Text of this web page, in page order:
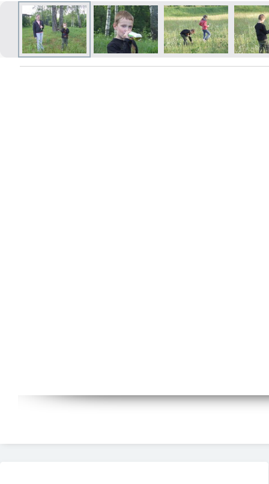
Izdrukas 1h laikā Rīgā – pasūtiet
tiešsaistē
Dažādi formāti un papīra veidi